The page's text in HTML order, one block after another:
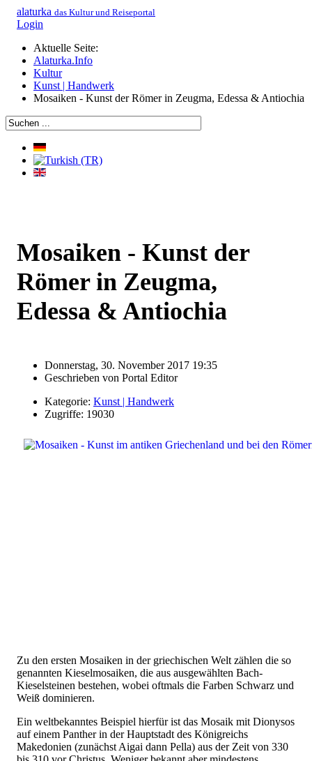
alaturka das Kultur und Reiseportal
Login
Aktuelle Seite:
Alaturka.Info
Kultur
Kunst | Handwerk
Mosaiken - Kunst der Römer in Zeugma, Edessa & Antiochia
Mosaiken - Kunst der
Römer in Zeugma,
Edessa & Antiochia
Donnerstag, 30. November 2017 19:35
Geschrieben von Portal Editor
Kategorie: Kunst | Handwerk
Zugriffe: 19030
Zu den ersten Mosaiken in der griechischen Welt zählen die so
genannten Kieselmosaiken, die aus ausgewählten Bach-
Kieselsteinen bestehen, wobei oftmals die Farben Schwarz und
Weiß dominieren.
Ein weltbekanntes Beispiel hierfür ist das Mosaik mit Dionysos
auf einem Panther in der Hauptstadt des Königreichs
Makedonien (zunächst Aigai dann Pella) aus der Zeit von 330